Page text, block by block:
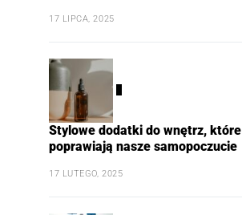
17 LIPCA, 2025
Stylowe dodatki do wnętrz, które
poprawiają nasze samopoczucie
17 LUTEGO, 2025